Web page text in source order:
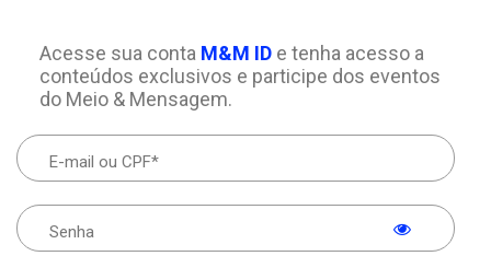
Acesse sua conta M&M IDe tenha acesso a
conteúdos exclusivos e participe dos eventos
do Meio & Mensagem.